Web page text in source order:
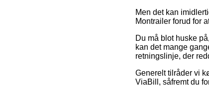
Men det kan
Montrailer forud for
Du må blot huske
kan det mange
retningslinje, der
Generelt tilråder vi
ViaBill, såfremt du